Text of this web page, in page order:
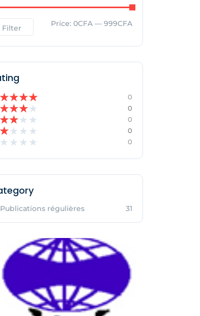
Filter Price: 0CFA — 999CFA
★★★★ 0
★★★★ 0
★★★ ★ 0
★★ ★ ★ 0
★ ★ ★ ★ 0
Publications régulières 31